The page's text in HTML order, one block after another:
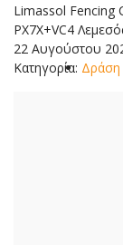
Limassol Fencing
PX7X+VC4
22 Αυγούστου
Κατηγορία: Δράση